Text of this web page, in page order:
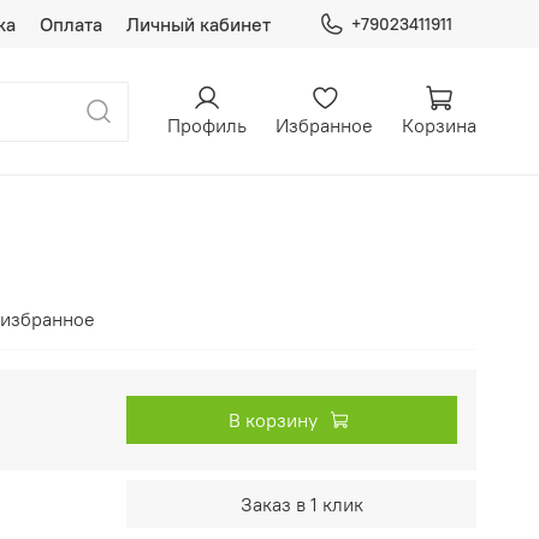
Оплата Личный кабинет +79023411911
Профиль Избранное Корзина
В корзину
Заказ в 1 клик